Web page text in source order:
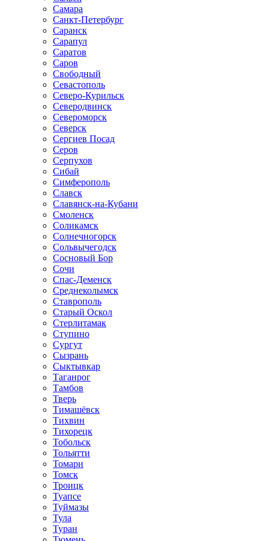
Самара
Санкт-Петербург
Саранск
Сарапул
Саратов
Саров
Свободный
Севастополь
Северо-Курильск
Северодвинск
Североморск
Северск
Сергиев Посад
Серов
Серпухов
Сибай
Симферополь
Славск
Славянск-на-Кубани
Смоленск
Соликамск
Солнечногорск
Сольвычегодск
Сосновый Бор
Сочи
Спас-Деменск
Среднеколымск
Ставрополь
Старый Оскол
Стерлитамак
Ступино
Сургут
Сызрань
Сыктывкар
Таганрог
Тамбов
Тверь
Тимашёвск
Тихвин
Тихорецк
Тобольск
Тольятти
Томари
Томск
Троицк
Туапсе
Туймазы
Тула
Туран